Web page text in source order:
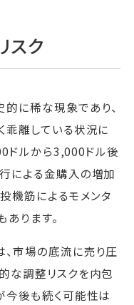
スク
に稀な現象であり、
乖離している状況に
ドルから3,000ドル後
による金購入の増加
機筋によるモメンタ
ります。
市場の底流に売り圧
な調整リスクを内包
今後も続く可能性は